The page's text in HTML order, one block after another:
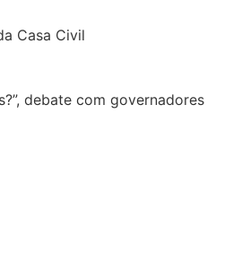
Casa Civil
debate com governadores